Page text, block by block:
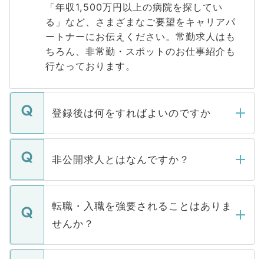
「年収1,500万円以上の病院を探してい
る」など、さまざまなご要望をキャリアパ
ートナーにお伝えください。常勤求人はも
ちろん、非常勤・スポットのお仕事紹介も
行なっております。
登録後は何をすればよいのですか
ご登録いただきましたら、弊社担当者がご
登録内容を確認し、その後メールもしくは
ます。通常、5営業日以内にはご連絡をせて
いただきますので、しばらくお待ちくださ
い。
非公開求人とはなんですか？
マイナビDOCTORで取り扱っている求人の
うち約3割は、Webサイトからご覧いただ
けない「非公開求人」です。非公開求人は
下記の理由によって、一般には公開してい
ません。
転職・入職を強要されることはありま
せんか？
転職・入職を強要することは一切ありませ